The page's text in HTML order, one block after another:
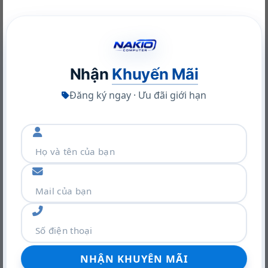
Nhận Khuyến Mãi
Đăng ký ngay · Ưu đãi giới hạn
mang lại sự thoải mái trong suốt
chụp tai nghe giả da sang trọng.
Corsair
Bạn có thể sử dụng với thời gian dài mà như không
cảm nhận sự tồn tại của nó.
Khám phá VGA Leadtek RTX A400 4GB: Sức mạnh Ampere
trong thiết kế nhỏ gọn
22/06/2026